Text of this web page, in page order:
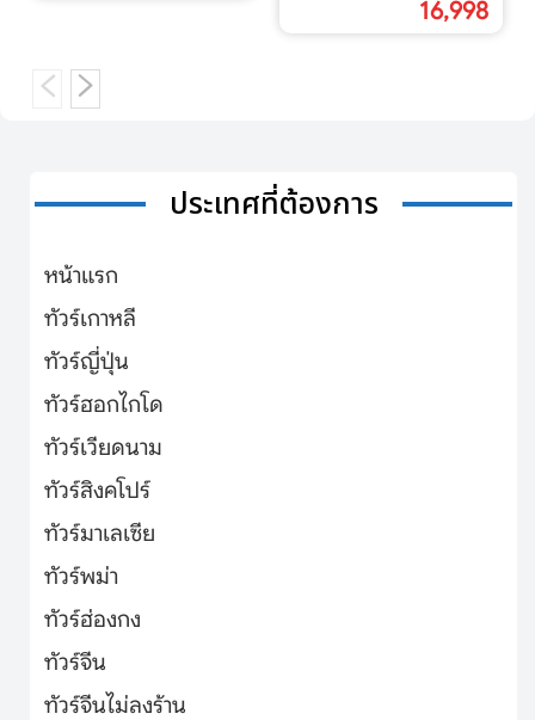
16,998
ประเทศที่ต้องการ
หน้าแรก
ทัวร์เกาหลี
ทัวร์ญี่ปุ่น
ทัวร์ฮอกไกโด
ทัวร์เวียดนาม
ทัวร์สิงคโปร์
ทัวร์มาเลเซีย
ทัวร์พม่า
ทัวร์ฮ่องกง
ทัวร์จีน
ทัวร์จีนไม่ลงร้าน